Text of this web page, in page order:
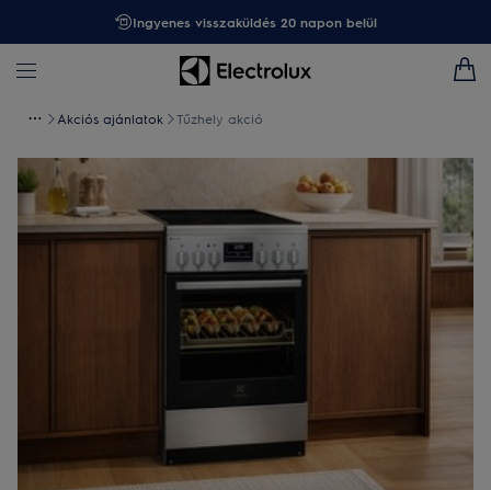
Ingyenes visszaküldés 20 napon belül
Akciós ajánlatok Tűzhely akció